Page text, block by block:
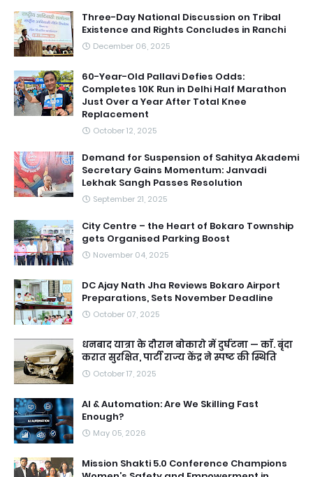
Three-Day National Discussion on Tribal
Existence and Rights Concludes in Ranchi
December 06, 2025
60-Year-Old Pallavi Defies Odds:
Completes 10K Run in Delhi Half Marathon
Just Over a Year After Total Knee
Replacement
October 12, 2025
Demand for Suspension of Sahitya Akademi
Secretary Gains Momentum: Janvadi
Lekhak Sangh Passes Resolution
September 21, 2025
City Centre – the Heart of Bokaro Township
gets Organised Parking Boost
November 04, 2025
DC Ajay Nath Jha Reviews Bokaro Airport
Preparations, Sets November Deadline
October 07, 2025
धनबाद यात्रा के दौरान बोकारो में दुर्घटना — काॅ. बृंदा
करात सुरक्षित, पार्टी राज्य केंद्र ने स्पष्ट की स्थिति
October 17, 2025
AI & Automation: Are We Skilling Fast
Enough?
May 05, 2026
Mission Shakti 5.0 Conference Champions